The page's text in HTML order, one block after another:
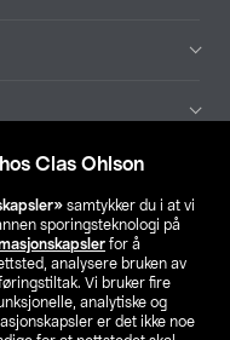
Clas Ohlson
samtykker du i at vi
sporingsteknologi på
for å
analysere bruken av
Vi bruker fire
analytiske og
er det ikke noe